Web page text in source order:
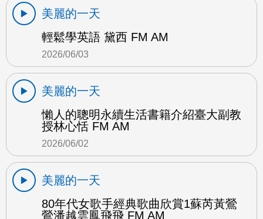
美麗的一天
輕鬆學英語 黛西 FM AM
2026/06/03
美麗的一天
懶人的聰明永續生活書籍介紹臺大副教
授林心恬 FM AM
2026/06/02
美麗的一天
80年代女歌手經典歌曲欣賞1蘇芮黃鶯
鶯潘越雲鳳飛飛 FM AM